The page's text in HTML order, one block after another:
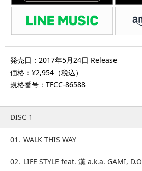
発売日：2017年5月24日 Release
価格：¥2,954（税込）
規格番号：TFCC-86588
DISC 1
01. WALK THIS WAY
02. LIFE STYLE feat. 漢 a.k.a. GAMI, D.O